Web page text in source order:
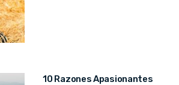
10 Razones Apasionantes